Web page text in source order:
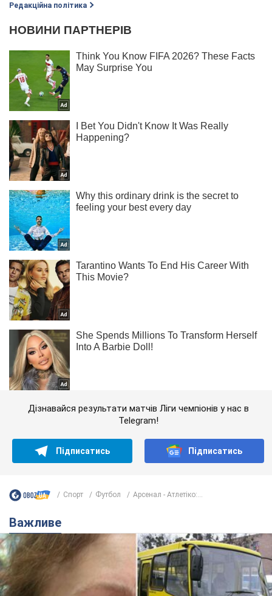
Редакційна політика
Дізнавайся результати матчів Ліги чемпіонів у нас в
Telegram!
Підписатись Підписатись
Спорт Футбол Арсенал - Атлетіко:...
Важливе